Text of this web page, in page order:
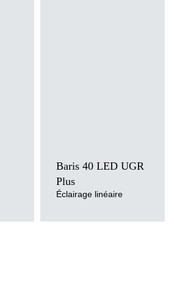
Baris 40 LED UGR
Plus
Éclairage linéaire